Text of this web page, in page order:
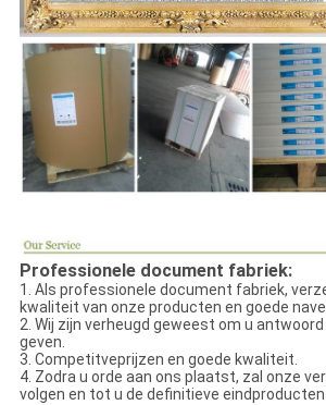
Professionele document fabriek:
1. Als professionele document fabriek,
kwaliteit van onze producten en goede
2. Wij zijn verheugd geweest om u
geven.
3. Competitveprijzen en goede kwaliteit.
4. Zodra u orde aan ons plaatst, zal onze
volgen en tot u de definitieve eindproducten